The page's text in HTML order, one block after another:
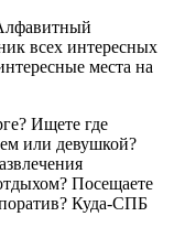
всех интересных
места на
Ищете где
или девушкой?
Посещаете
Куда-СПБ